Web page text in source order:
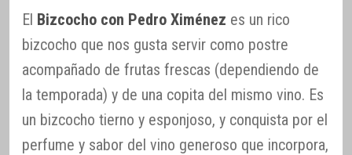
El Bizcocho con Pedro Ximénez es un rico
bizcocho que nos gusta servir como postre
acompañado de frutas frescas (dependiendo de
la temporada) y de una copita del mismo vino. Es
un bizcocho tierno y esponjoso, y conquista por el
perfume y sabor del vino generoso que incorpora,